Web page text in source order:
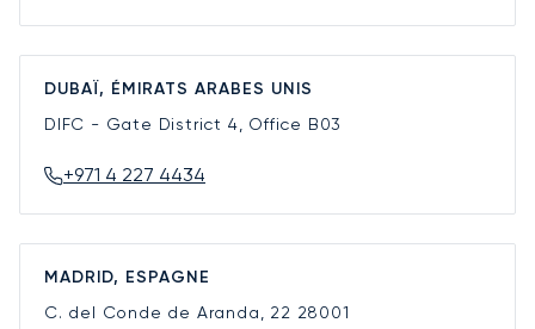
DUBAÏ, ÉMIRATS ARABES UNIS
DIFC - Gate District 4, Office B03
+971 4 227 4434
MADRID, ESPAGNE
C. del Conde de Aranda, 22 28001